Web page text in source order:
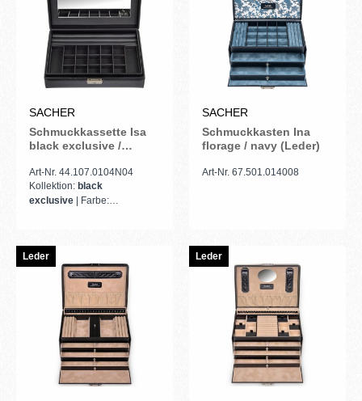
SACHER
Schmuckkassette Isa
black exclusive /
Art-Nr. 44.107.0104N04
Kollektion: black
exclusive
| Farbe:
SACHER
Schmuckkasten Ina
florage / navy (Leder)
Art-Nr. 67.501.014008
Leder Leder